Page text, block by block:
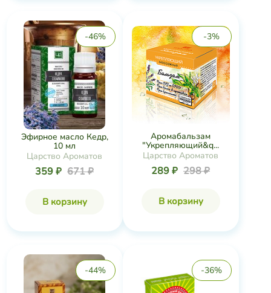
-46%
Эфирное масло Кедр,
10 мл
Царство Ароматов
359 ₽ 671 ₽
В корзину
-3%
Аромабальзам
"Укрепляющий&q...
Царство Ароматов
289 ₽ 298 ₽
В корзину
-44% -36%